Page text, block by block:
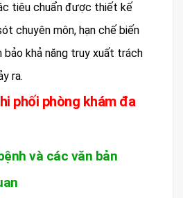
tiêu chuẩn được thiết kế
chuyên môn, hạn chế biến
bảo khả năng truy xuất trách
ra.
phối phòng khám đa
và các văn bản